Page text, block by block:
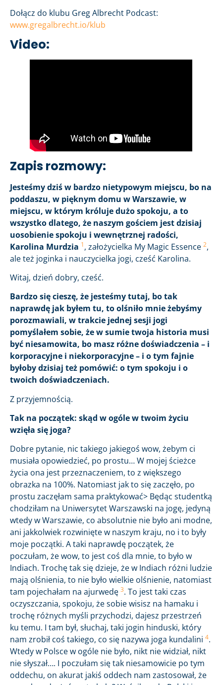
Dołącz do klubu Greg Albrecht Podcast:
www.gregalbrecht.io/klub
Video:
Zapis rozmowy:
Jesteśmy dziś w bardzo nietypowym miejscu, bo na
poddaszu, w pięknym domu w Warszawie, w
miejscu, w którym króluje dużo spokoju, a to
wszystko dlatego, że naszym gościem jest dzisiaj
uosobienie spokoju i wewnętrznej radości,
Karolina Murdzia 1, założycielka My Magic Essence 2,
ale też joginka i nauczycielka jogi, cześć Karolina.
Witaj, dzień dobry, cześć.
Bardzo się cieszę, że jesteśmy tutaj, bo tak
naprawdę jak byłem tu, to olśniło mnie żebyśmy
porozmawiali, w trakcie jednej sesji jogi
pomyślałem sobie, że w sumie twoja historia musi
być niesamowita, bo masz różne doświadczenia – i
korporacyjne i niekorporacyjne – i o tym fajnie
byłoby dzisiaj też pomówić: o tym spokoju i o
twoich doświadczeniach.
Z przyjemnością.
Tak na początek: skąd w ogóle w twoim życiu
wzięła się joga?
Dobre pytanie, nic takiego jakiegoś wow, żebym ci
musiała opowiedzieć, po prostu… W mojej ścieżce
życia ona jest przeznaczeniem, to z większego
obrazka na 100%. Natomiast jak to się zaczęło, po
prostu zaczęłam sama praktykować> Będąc studentką
chodziłam na Uniwersytet Warszawski na jogę, jedyną
wtedy w Warszawie, co absolutnie nie było ani modne,
ani jakkolwiek rozwinięte w naszym kraju, no i to były
moje początki. A taki naprawdę początek, że
poczułam, że wow, to jest coś dla mnie, to było w
Indiach. Trochę tak się dzieje, że w Indiach różni ludzie
mają olśnienia, to nie było wielkie olśnienie, natomiast
tam pojechałam na ajurwedę 3. To jest taki czas
oczyszczania, spokoju, że sobie wisisz na hamaku i
trochę różnych myśli przychodzi, dajesz przestrzeń
ku temu. I tam był, słuchaj, taki jogin hinduski, który
nam zrobił coś takiego, co się nazywa joga kundalini 4.
Wtedy w Polsce w ogóle nie było, nikt nie widział, nikt
nie słyszał…. I poczułam się tak niesamowicie po tym
oddechu, on akurat jakiś oddech nam zastosował, że